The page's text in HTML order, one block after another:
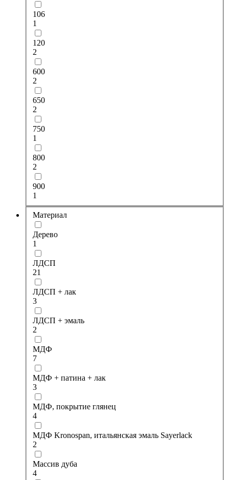
106
1
120
2
600
2
650
2
750
1
800
2
900
1
Материал
Дерево
1
ЛДСП
21
ЛДСП + лак
3
ЛДСП + эмаль
2
МДФ
7
МДФ + патина + лак
3
МДФ, покрытие глянец
4
МДФ Kronospan, итальянская эмаль Sayerlack
2
Массив дуба
4